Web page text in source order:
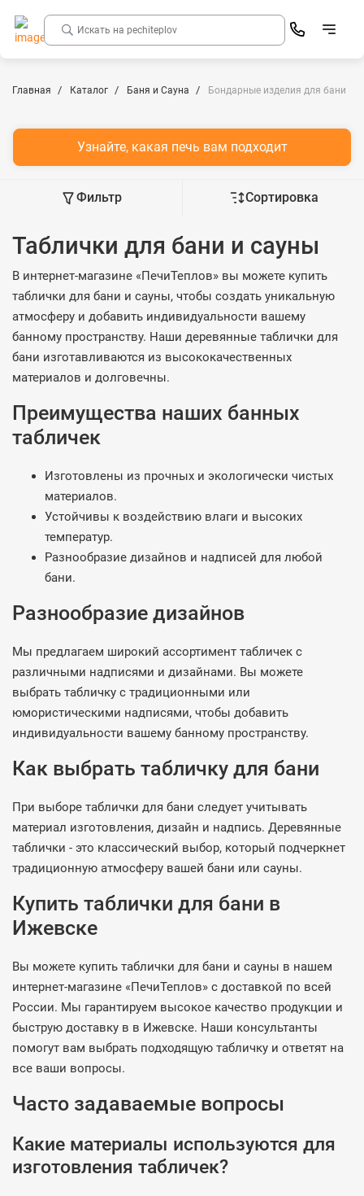
Главная Каталог Баня и Сауна Бондарные изделия для бани
Узнайте, какая печь вам подходит
Фильтр Сортировка
Таблички для бани и сауны
В интернет-магазине «ПечиТеплов» вы можете купить
таблички для бани и сауны, чтобы создать уникальную
атмосферу и добавить индивидуальности вашему
банному пространству. Наши деревянные таблички для
бани изготавливаются из высококачественных
материалов и долговечны.
Преимущества наших банных
табличек
Изготовлены из прочных и экологически чистых
материалов.
Устойчивы к воздействию влаги и высоких
температур.
Разнообразие дизайнов и надписей для любой
бани.
Разнообразие дизайнов
Мы предлагаем широкий ассортимент табличек с
различными надписями и дизайнами. Вы можете
выбрать табличку с традиционными или
юмористическими надписями, чтобы добавить
индивидуальности вашему банному пространству.
Как выбрать табличку для бани
При выборе таблички для бани следует учитывать
материал изготовления, дизайн и надпись. Деревянные
таблички - это классический выбор, который подчеркнет
традиционную атмосферу вашей бани или сауны.
Купить таблички для бани в
Ижевске
Вы можете купить таблички для бани и сауны в нашем
интернет-магазине «ПечиТеплов» с доставкой по всей
России. Мы гарантируем высокое качество продукции и
быструю доставку в в Ижевске. Наши консультанты
помогут вам выбрать подходящую табличку и ответят на
все ваши вопросы.
Часто задаваемые вопросы
Какие материалы используются для
изготовления табличек?